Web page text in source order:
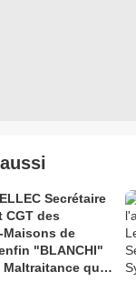
Secrétaire
CGT des
Maisons de
"BLANCHI"
qui